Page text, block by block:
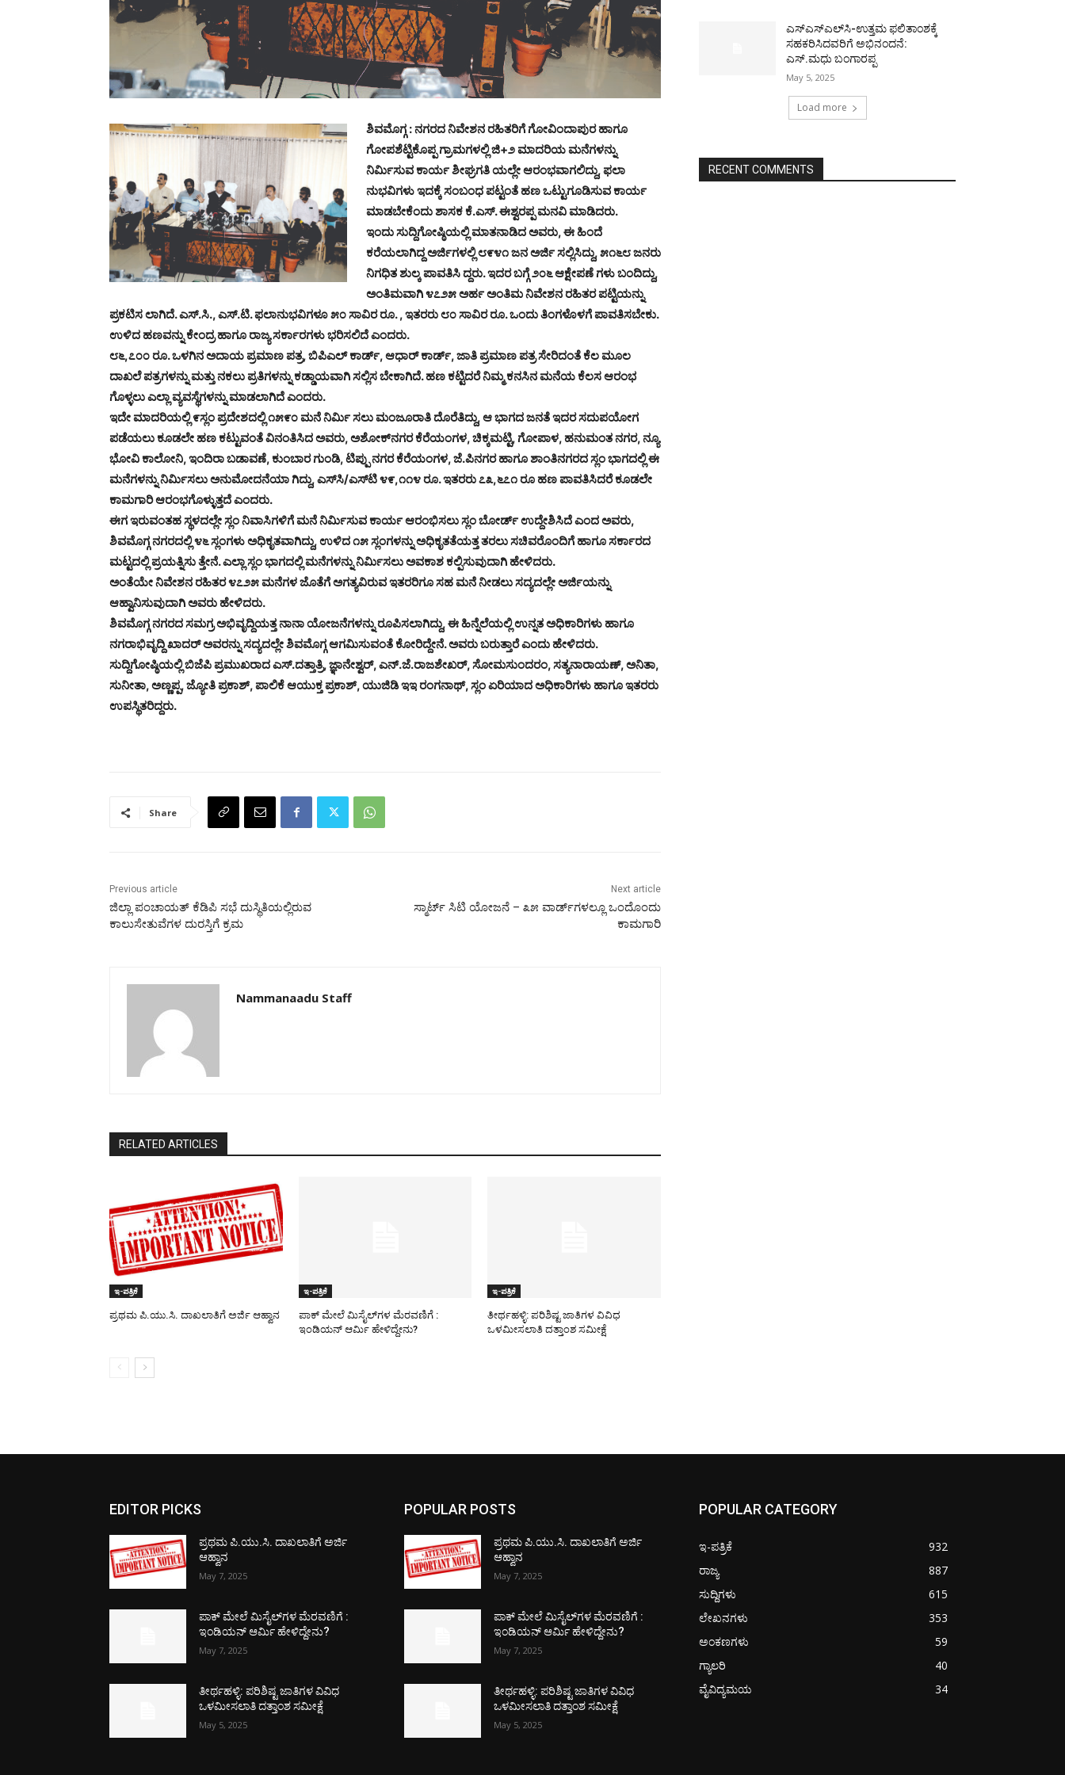
ಶಿವಮೊಗ್ಗ : ನಗರದ ನಿವೇಶನ ರಹಿತರಿಗೆ ಗೋವಿಂದಾಪುರ ಹಾಗೂ
ಗೋಪಶೆಟ್ಟಿಕೊಪ್ಪ ಗ್ರಾಮಗಳಲ್ಲಿ ಜಿ+೨ ಮಾದರಿಯ ಮನೆಗಳನ್ನು
ನಿರ್ಮಿಸುವ ಕಾರ್ಯ ಶೀಘ್ರಗತಿ ಯಲ್ಲೇ ಆರಂಭವಾಗಲಿದ್ದು, ಫಲಾ
ನುಭವಿಗಳು ಇದಕ್ಕೆ ಸಂಬಂಧ ಪಟ್ಟಂತೆ ಹಣ ಒಟ್ಟುಗೂಡಿಸುವ ಕಾರ್ಯ
ಮಾಡಬೇಕೆಂದು ಶಾಸಕ ಕೆ.ಎಸ್. ಈಶ್ವರಪ್ಪ ಮನವಿ ಮಾಡಿದರು.
ಇಂದು ಸುದ್ದಿಗೋಷ್ಠಿಯಲ್ಲಿ ಮಾತನಾಡಿದ ಅವರು, ಈ ಹಿಂದೆ
ಕರೆಯಲಾಗಿದ್ದ ಅರ್ಜಿಗಳಲ್ಲಿ ೮೯೪೧ ಜನ ಅರ್ಜಿ ಸಲ್ಲಿಸಿದ್ದು, ೫೧೬೮ ಜನರು
ನಿಗಧಿತ ಶುಲ್ಕ ಪಾವತಿಸಿ ದ್ದರು. ಇದರ ಬಗ್ಗೆ ೨೦೬ ಆಕ್ಷೇಪಣೆ ಗಳು ಬಂದಿದ್ದು,
ಅಂತಿಮವಾಗಿ ೪೭೨೫ ಅರ್ಹ ಅಂತಿಮ ನಿವೇಶನ ರಹಿತರ ಪಟ್ಟಿಯನ್ನು
ಪ್ರಕಟಿಸ ಲಾಗಿದೆ. ಎಸ್.ಸಿ., ಎಸ್.ಟಿ. ಫಲಾನುಭವಿಗಳೂ ೫೦ ಸಾವಿರ ರೂ. , ಇತರರು ೮೦ ಸಾವಿರ ರೂ. ಒಂದು ತಿಂಗಳೊಳಗೆ ಪಾವತಿಸಬೇಕು.
ಉಳಿದ ಹಣವನ್ನು ಕೇಂದ್ರ ಹಾಗೂ ರಾಜ್ಯ ಸರ್ಕಾರಗಳು ಭರಿಸಲಿದೆ ಎಂದರು.
೮೬,೭೦೦ ರೂ. ಒಳಗಿನ ಅದಾಯ ಪ್ರಮಾಣ ಪತ್ರ, ಬಿಪಿಎಲ್ ಕಾರ್ಡ್, ಆಧಾರ್ ಕಾರ್ಡ್, ಜಾತಿ ಪ್ರಮಾಣ ಪತ್ರ ಸೇರಿದಂತೆ ಕೆಲ ಮೂಲ
ದಾಖಲೆ ಪತ್ರಗಳನ್ನು ಮತ್ತು ನಕಲು ಪ್ರತಿಗಳನ್ನು ಕಡ್ಡಾಯವಾಗಿ ಸಲ್ಲಿಸ ಬೇಕಾಗಿದೆ. ಹಣ ಕಟ್ಟಿದರೆ ನಿಮ್ಮ ಕನಸಿನ ಮನೆಯ ಕೆಲಸ ಆರಂಭ
ಗೊಳ್ಳಲು ಎಲ್ಲಾ ವ್ಯವಸ್ಥೆಗಳನ್ನು ಮಾಡಲಾಗಿದೆ ಎಂದರು.
ಇದೇ ಮಾದರಿಯಲ್ಲಿ ೯ಸ್ಲಂ ಪ್ರದೇಶದಲ್ಲಿ ೧೫೯೦ ಮನೆ ನಿರ್ಮಿ ಸಲು ಮಂಜೂರಾತಿ ದೊರೆತಿದ್ದು, ಆ ಭಾಗದ ಜನತೆ ಇದರ ಸದುಪಯೋಗ
ಪಡೆಯಲು ಕೂಡಲೇ ಹಣ ಕಟ್ಟುವಂತೆ ವಿನಂತಿಸಿದ ಅವರು, ಅಶೋಕ್‌ನಗರ ಕೆರೆಯಂಗಳ, ಚಿಕ್ಕಮಟ್ಟಿ, ಗೋಪಾಳ, ಹನುಮಂತ ನಗರ, ನ್ಯೂ
ಭೋವಿ ಕಾಲೋನಿ, ಇಂದಿರಾ ಬಡಾವಣೆ, ಕುಂಬಾರ ಗುಂಡಿ, ಟಿಪ್ಪು ನಗರ ಕೆರೆಯಂಗಳ, ಜೆ.ಪಿನಗರ ಹಾಗೂ ಶಾಂತಿನಗರದ ಸ್ಲಂ ಭಾಗದಲ್ಲಿ ಈ
ಮನೆಗಳನ್ನು ನಿರ್ಮಿಸಲು ಅನುಮೋದನೆಯಾ ಗಿದ್ದು, ಎಸ್‌ಸಿ/ಎಸ್‌ಟಿ ೪೯,೧೧೪ ರೂ. ಇತರರು ೭೩,೬೭೧ ರೂ ಹಣ ಪಾವತಿಸಿದರೆ ಕೂಡಲೇ
ಕಾಮಗಾರಿ ಆರಂಭಗೊಳ್ಳುತ್ತದೆ ಎಂದರು.
ಈಗ ಇರುವಂತಹ ಸ್ಥಳದಲ್ಲೇ ಸ್ಲಂ ನಿವಾಸಿಗಳಿಗೆ ಮನೆ ನಿರ್ಮಿಸುವ ಕಾರ್ಯ ಆರಂಭಿಸಲು ಸ್ಲಂ ಬೋರ್ಡ್ ಉದ್ದೇಶಿಸಿದೆ ಎಂದ ಅವರು,
ಶಿವಮೊಗ್ಗ ನಗರದಲ್ಲಿ ೪೬ ಸ್ಲಂಗಳು ಅಧಿಕೃತವಾಗಿದ್ದು, ಉಳಿದ ೧೫ ಸ್ಲಂಗಳನ್ನು ಅಧಿಕೃತತೆಯತ್ತ ತರಲು ಸಚಿವರೊಂದಿಗೆ ಹಾಗೂ ಸರ್ಕಾರದ
ಮಟ್ಟದಲ್ಲಿ ಪ್ರಯತ್ನಿಸು ತ್ತೇನೆ. ಎಲ್ಲಾ ಸ್ಲಂ ಭಾಗದಲ್ಲಿ ಮನೆಗಳನ್ನು ನಿರ್ಮಿಸಲು ಅವಕಾಶ ಕಲ್ಪಿಸುವುದಾಗಿ ಹೇಳಿದರು.
ಅಂತೆಯೇ ನಿವೇಶನ ರಹಿತರ ೪೭೨೫ ಮನೆಗಳ ಜೊತೆಗೆ ಅಗತ್ಯವಿರುವ ಇತರರಿಗೂ ಸಹ ಮನೆ ನೀಡಲು ಸದ್ಯದಲ್ಲೇ ಅರ್ಜಿಯನ್ನು
ಆಹ್ವಾನಿಸುವುದಾಗಿ ಅವರು ಹೇಳಿದರು.
ಶಿವಮೊಗ್ಗ ನಗರದ ಸಮಗ್ರ ಅಭಿವೃದ್ದಿಯತ್ತ ನಾನಾ ಯೋಜನೆಗಳನ್ನು ರೂಪಿಸಲಾಗಿದ್ದು, ಈ ಹಿನ್ನೆಲೆಯಲ್ಲಿ ಉನ್ನತ ಅಧಿಕಾರಿಗಳು ಹಾಗೂ
ನಗರಾಭಿವೃದ್ದಿ ಖಾದರ್ ಅವರನ್ನು ಸದ್ಯದಲ್ಲೇ ಶಿವಮೊಗ್ಗ ಆಗಮಿಸುವಂತೆ ಕೋರಿದ್ದೇನೆ. ಅವರು ಬರುತ್ತಾರೆ ಎಂದು ಹೇಳಿದರು.
ಸುದ್ದಿಗೋಷ್ಠಿಯಲ್ಲಿ ಬಿಜೆಪಿ ಪ್ರಮುಖರಾದ ಎಸ್.ದತ್ತಾತ್ರಿ, ಜ್ಞಾನೇಶ್ವರ್, ಎನ್.ಜೆ.ರಾಜಶೇಖರ್, ಸೋಮಸುಂದರಂ, ಸತ್ಯನಾರಾಯಣ್, ಅನಿತಾ,
ಸುನೀತಾ, ಅಣ್ಣಪ್ಪ, ಜ್ಯೋತಿ ಪ್ರಕಾಶ್, ಪಾಲಿಕೆ ಆಯುಕ್ತ ಪ್ರಕಾಶ್, ಯುಜಿಡಿ ಇಇ ರಂಗನಾಥ್, ಸ್ಲಂ ಏರಿಯಾದ ಅಧಿಕಾರಿಗಳು ಹಾಗೂ ಇತರರು
ಉಪಸ್ಥಿತರಿದ್ದರು.
Share
Previous article
ಜಿಲ್ಲಾ ಪಂಚಾಯತ್ ಕೆಡಿಪಿ ಸಭೆ ದುಸ್ಥಿತಿಯಲ್ಲಿರುವ
ಕಾಲುಸೇತುವೆಗಳ ದುರಸ್ತಿಗೆ ಕ್ರಮ
Next article
ಸ್ಮಾರ್ಟ್ ಸಿಟಿ ಯೋಜನೆ – ೩೫ ವಾರ್ಡ್‌ಗಳಲ್ಲೂ ಒಂದೊಂದು
ಕಾಮಗಾರಿ
Nammanaadu Staff
RELATED ARTICLES
ಇ-ಪತ್ರಿಕೆ
ಪ್ರಥಮ ಪಿ.ಯು.ಸಿ. ದಾಖಲಾತಿಗೆ ಅರ್ಜಿ ಆಹ್ವಾನ
ಇ-ಪತ್ರಿಕೆ
ಪಾಕ್​ ಮೇಲೆ ಮಿಸೈಲ್​ಗಳ ಮೆರವಣಿಗೆ :
ಇಂಡಿಯನ್ ಆರ್ಮಿ ಹೇಳಿದ್ದೇನು?
ಇ-ಪತ್ರಿಕೆ
ತೀರ್ಥಹಳ್ಳಿ: ಪರಿಶಿಷ್ಟ ಜಾತಿಗಳ ವಿವಿಧ
ಒಳಮೀಸಲಾತಿ ದತ್ತಾಂಶ ಸಮೀಕ್ಷೆ
ಎಸ್‌ಎಸ್‌ಎಲ್‌ಸಿ-ಉತ್ತಮ ಫಲಿತಾಂಶಕ್ಕೆ
ಸಹಕರಿಸಿದವರಿಗೆ ಅಭಿನಂದನೆ:
ಎಸ್.ಮಧು ಬಂಗಾರಪ್ಪ
May 5, 2025
Load more
RECENT COMMENTS
EDITOR PICKS
ಪ್ರಥಮ ಪಿ.ಯು.ಸಿ. ದಾಖಲಾತಿಗೆ ಅರ್ಜಿ
ಆಹ್ವಾನ
May 7, 2025
ಪಾಕ್​ ಮೇಲೆ ಮಿಸೈಲ್​ಗಳ ಮೆರವಣಿಗೆ :
ಇಂಡಿಯನ್ ಆರ್ಮಿ ಹೇಳಿದ್ದೇನು?
May 7, 2025
ತೀರ್ಥಹಳ್ಳಿ: ಪರಿಶಿಷ್ಟ ಜಾತಿಗಳ ವಿವಿಧ
ಒಳಮೀಸಲಾತಿ ದತ್ತಾಂಶ ಸಮೀಕ್ಷೆ
May 5, 2025
POPULAR POSTS
ಪ್ರಥಮ ಪಿ.ಯು.ಸಿ. ದಾಖಲಾತಿಗೆ ಅರ್ಜಿ
ಆಹ್ವಾನ
May 7, 2025
ಪಾಕ್​ ಮೇಲೆ ಮಿಸೈಲ್​ಗಳ ಮೆರವಣಿಗೆ :
ಇಂಡಿಯನ್ ಆರ್ಮಿ ಹೇಳಿದ್ದೇನು?
May 7, 2025
ತೀರ್ಥಹಳ್ಳಿ: ಪರಿಶಿಷ್ಟ ಜಾತಿಗಳ ವಿವಿಧ
ಒಳಮೀಸಲಾತಿ ದತ್ತಾಂಶ ಸಮೀಕ್ಷೆ
May 5, 2025
POPULAR CATEGORY
ಇ-ಪತ್ರಿಕೆ
932
ರಾಜ್ಯ
887
ಸುದ್ದಿಗಳು
615
ಲೇಖನಗಳು
353
ಅಂಕಣಗಳು
59
ಗ್ಯಾಲರಿ
40
ವೈವಿದ್ಯಮಯ
34